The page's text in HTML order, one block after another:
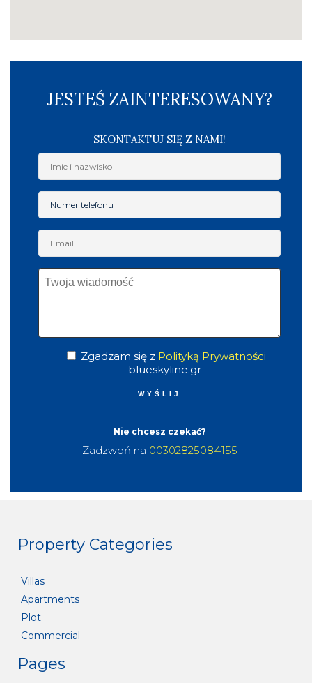
JESTEŚ ZAINTERESOWANY?
SKONTAKTUJ SIĘ Z NAMI!
Zgadzam się z Polityką Prywatności
blueskyline.gr
Nie chcesz czekać?
Zadzwoń na 00302825084155
Property Categories
Villas
Apartments
Plot
Commercial
Pages